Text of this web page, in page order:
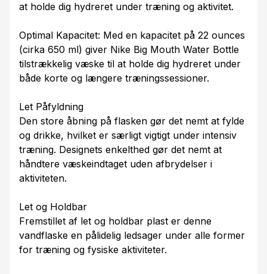
at holde dig hydreret under træning og aktivitet.
Optimal Kapacitet: Med en kapacitet på 22 ounces
(cirka 650 ml) giver Nike Big Mouth Water Bottle
tilstrækkelig væske til at holde dig hydreret under
både korte og længere træningssessioner.
Let Påfyldning
Den store åbning på flasken gør det nemt at fylde
og drikke, hvilket er særligt vigtigt under intensiv
træning. Designets enkelthed gør det nemt at
håndtere væskeindtaget uden afbrydelser i
aktiviteten.
Let og Holdbar
Fremstillet af let og holdbar plast er denne
vandflaske en pålidelig ledsager under alle former
for træning og fysiske aktiviteter.